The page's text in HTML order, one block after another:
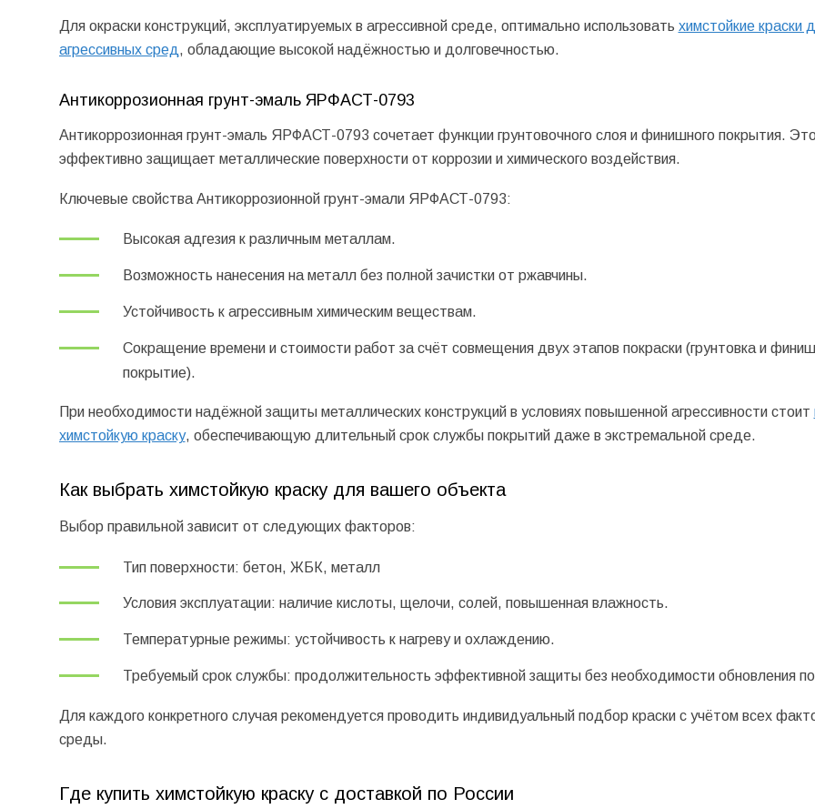
Для окраски конструкций, эксплуатируемых в агрессивной среде, оптимально использовать химстойкие краски
агрессивных сред, обладающие высокой надёжностью и долговечностью.
Антикоррозионная грунт-эмаль ЯРФАСТ-0793
Антикоррозионная грунт-эмаль ЯРФАСТ-0793 сочетает функции грунтовочного слоя и финишного покрытия.
эффективно защищает металлические поверхности от коррозии и химического воздействия.
Ключевые свойства Антикоррозионной грунт-эмали ЯРФАСТ-0793:
Высокая адгезия к различным металлам.
Возможность нанесения на металл без полной зачистки от ржавчины.
Устойчивость к агрессивным химическим веществам.
Сокращение времени и стоимости работ за счёт совмещения двух этапов покраски (грунтовка и
покрытие).
При необходимости надёжной защиты металлических конструкций в условиях повышенной агрессивности стоит
химстойкую краску, обеспечивающую длительный срок службы покрытий даже в экстремальной среде.
Как выбрать химстойкую краску для вашего объекта
Выбор правильной зависит от следующих факторов:
Тип поверхности: бетон, ЖБК, металл
Условия эксплуатации: наличие кислоты, щелочи, солей, повышенная влажность.
Температурные режимы: устойчивость к нагреву и охлаждению.
Требуемый срок службы: продолжительность эффективной защиты без необходимости обновления
Для каждого конкретного случая рекомендуется проводить индивидуальный подбор краски с учётом всех
среды.
Где купить химстойкую краску с доставкой по России